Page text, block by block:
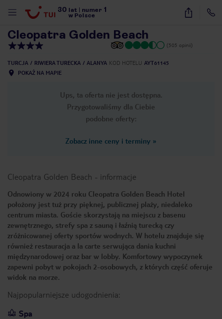
30 lat numer 1
w Polsce
39
Cleopatra Golden Beach
(505 opinii)
TURCJA RIWIERA TURECKA ALANYA KOD HOTELU AYT61145
POKAŻ NA MAPIE
Ups, ta oferta nie jest dostępna.
Przygotowaliśmy dla Ciebie
podobne oferty:
Zobacz inne ceny i terminy »
Cleopatra Golden Beach - informacje
Odnowiony w 2024 roku Cleopatra Golden Beach Hotel
położony jest tuż przy pięknej, publicznej plaży, niedaleko
centrum miasta. Goście skorzystają na miejscu z basenu
zewnętrznego, strefy spa z sauną i łaźnią turecką czy
zróżnicowanej oferty sportów wodnych. W hotelu znajduje się
również restauracja a la carte serwująca dania kuchni
międzynarodowej oraz bar w lobby. Komfortowy wypoczynek
zapewni pobyt w pokojach 2-osobowych, z których część oferuje
widok na morze.
Najpopularniejsze udogodnienia:
Spa